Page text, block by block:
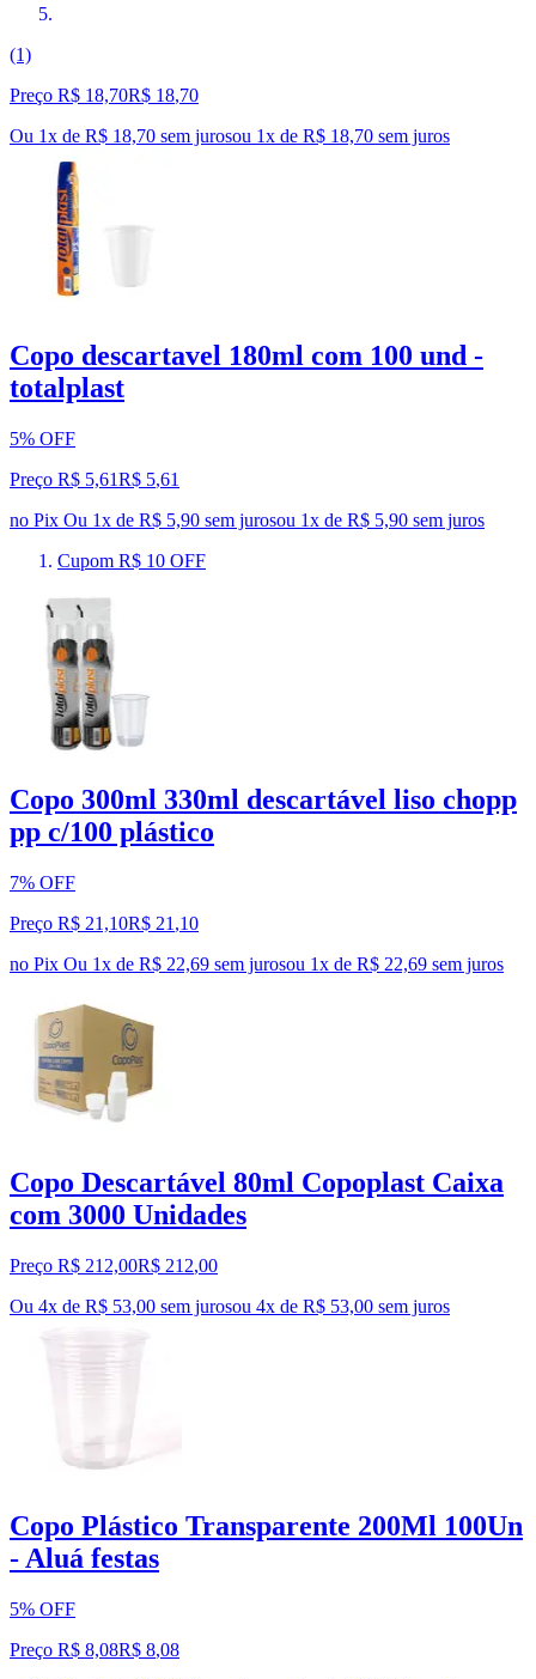
(1)
Preço R$ 18,70R$ 18,70
Ou 1x de R$ 18,70 sem jurosou 1x de R$ 18,70 sem juros
Copo descartavel 180ml com 100 und -
totalplast
5% OFF
Preço R$ 5,61R$ 5,61
no Pix Ou 1x de R$ 5,90 sem jurosou 1x de R$ 5,90 sem juros
Cupom R$ 10 OFF
Copo 300ml 330ml descartável liso chopp
pp c/100 plástico
7% OFF
Preço R$ 21,10R$ 21 ,10
no Pix Ou 1x de R$ 22,69 sem jurosou 1x de R$ 22,69 sem juros
Copo Descartável 80ml Copoplast Caixa
com 3000 Unidades
Preço R$ 212,00R$ 212,00
Ou 4x de R$ 53,00 sem jurosou 4x de R$ 53,00 sem juros
Copo Plástico Transparente 200Ml 100Un
- Aluá festas
5% OFF
Preço R$ 8,08R$ 8,08